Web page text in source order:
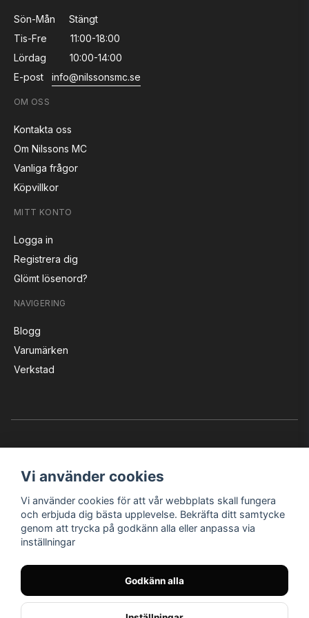
Sön-Mån
Stängt
Tis-Fre
11:00-18:00
Lördag
10:00-14:00
E-post
info@nilssonsmc.se
OM OSS
Kontakta oss
Om Nilssons MC
Vanliga frågor
Köpvillkor
MITT KONTO
Logga in
Registrera dig
Glömt lösenord?
NAVIGERING
Blogg
Varumärken
Verkstad
© Nilssons MC - Allt för dig & din MC
Instagram Facebook YouTube
Vi använder cookies
Vi använder cookies för att vår webbplats skall fungera
och erbjuda dig bästa upplevelse. Bekräfta ditt samtycke
genom att trycka på godkänn alla eller anpassa via
inställningar
Godkänn alla